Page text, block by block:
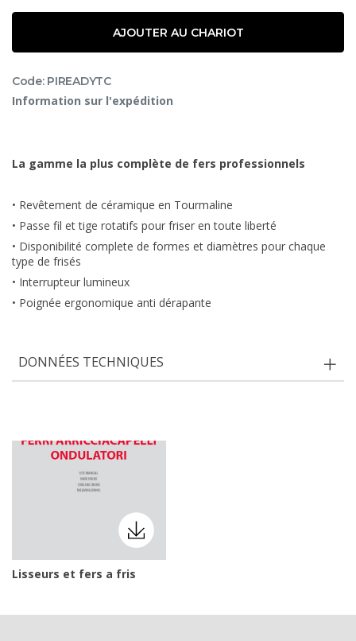
AJOUTER AU CHARIOT
Code: PIREADYTC
Information sur l'expédition
La gamme la plus complète de fers professionnels
• Revêtement de céramique en Tourmaline
• Passe fil et tige rotatifs pour friser en toute liberté
• Disponibilité complete de formes et diamètres pour chaque
type de frisés
• Interrupteur lumineux
• Poignée ergonomique anti dérapante
DONNÉES TECHNIQUES
Lisseurs et fers a fris